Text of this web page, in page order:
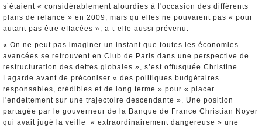
s’étaient « considérablement alourdies à l'occasion des différents
plans de relance » en 2009, mais qu’elles ne pouvaient pas « pour
autant pas être effacées », a-t-elle aussi prévenu.
« On ne peut pas imaginer un instant que toutes les économies
avancées se retrouvent en Club de Paris dans une perspective de
restructuration des dettes globales », s’est offusquée Christine
Lagarde avant de préconiser « des politiques budgétaires
responsables, crédibles et de long terme » pour « placer
l'endettement sur une trajectoire descendante ». Une position
partagée par le gouverneur de la Banque de France Christian Noyer
qui avait jugé la veille « extraordinairement dangereuse » une